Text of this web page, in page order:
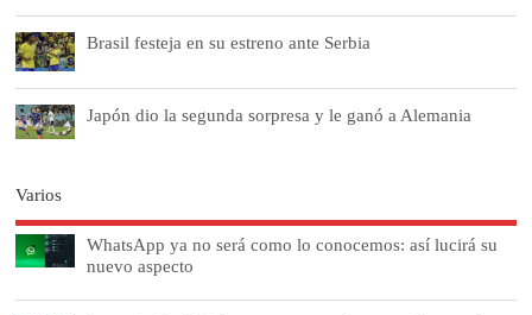
Brasil festeja en su estreno ante Serbia
Japón dio la segunda sorpresa y le ganó a Alemania
Varios
WhatsApp ya no será como lo conocemos: así lucirá su
nuevo aspecto